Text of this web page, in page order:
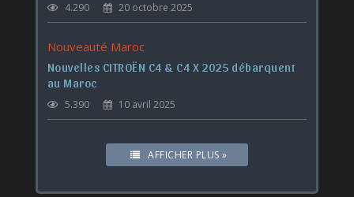
4.290 20 octobre 2025
Nouveauté Maroc
Nouvelles CITROËN C4 & C4 X 2025 débarquent
au Maroc
5.390 10 avril 2025
AFFICHER PLUS »